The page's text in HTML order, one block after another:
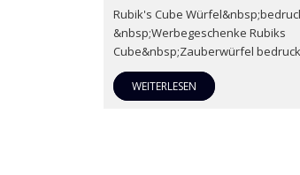
Rubik's Cube
&nbsp;Werbegeschenke Rubiks
Cube&nbsp;Zauberwürfel
WEITERLESEN